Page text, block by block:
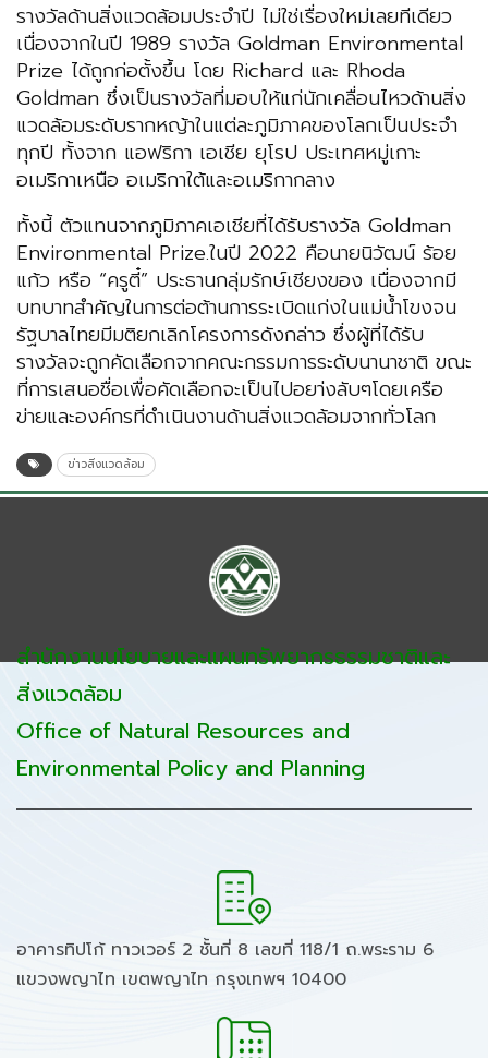
รางวัลด้านสิ่งแวดล้อมประจำปี ไม่ใช่เรื่องใหม่เลยทีเดียว
เนื่องจากในปี 1989 รางวัล Goldman Environmental
Prize ได้ถูกก่อตั้งขึ้น โดย Richard และ Rhoda
Goldman ซึ่งเป็นรางวัลที่มอบให้แก่นักเคลื่อนไหวด้านสิ่ง
แวดล้อมระดับรากหญ้าในแต่ละภูมิภาคของโลกเป็นประจำ
ทุกปี ทั้งจาก แอฟริกา เอเชีย ยุโรป ประเทศหมู่เกาะ
อเมริกาเหนือ อเมริกาใต้และอเมริกากลาง
ทั้งนี้ ตัวแทนจากภูมิภาคเอเชียที่ได้รับรางวัล Goldman
Environmental Prize.ในปี 2022 คือนายนิวัฒน์ ร้อย
แก้ว หรือ “ครูตี๋” ประธานกลุ่มรักษ์เชียงของ เนื่องจากมี
บทบาทสำคัญในการต่อต้านการระเบิดแก่งในแม่น้ำโขงจน
รัฐบาลไทยมีมติยกเลิกโครงการดังกล่าว ซึ่งผู้ที่ได้รับ
รางวัลจะถูกคัดเลือกจากคณะกรรมการระดับนานาชาติ ขณะ
ที่การเสนอชื่อเพื่อคัดเลือกจะเป็นไปอยา่งลับๆโดยเครือ
ข่ายและองค์กรที่ดำเนินงานด้านสิ่งแวดล้อมจากทั่วโลก
ข่าวสิ่งแวดล้อม
สำนักงานนโยบายและแผนทรัพยากรธรรมชาติและ
สิ่งแวดล้อม
Office of Natural Resources and
Environmental Policy and Planning
อาคารทิปโก้ ทาวเวอร์ 2 ชั้นที่ 8 เลขที่ 118/1 ถ.พระราม 6
แขวงพญาไท เขตพญาไท กรุงเทพฯ 10400